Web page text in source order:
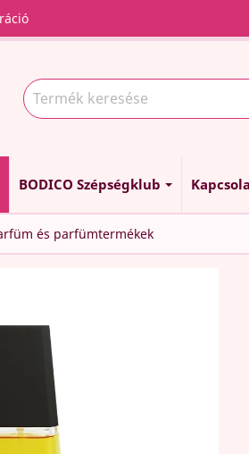
BODICO Szépségklub
és parfümtermékek